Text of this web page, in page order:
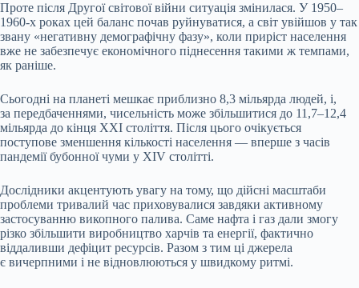
Проте після Другої світової війни ситуація змінилася. У 1950–
1960-х роках цей баланс почав руйнуватися, а світ увійшов у так
звану «негативну демографічну фазу», коли приріст населення
вже не забезпечує економічного піднесення такими ж темпами,
як раніше.
Сьогодні на планеті мешкає приблизно 8,3 мільярда людей, і,
за передбаченнями, чисельність може збільшитися до 11,7–12,4
мільярда до кінця XXI століття. Після цього очікується
поступове зменшення кількості населення — вперше з часів
пандемії бубонної чуми у XIV столітті.
Дослідники акцентують увагу на тому, що дійсні масштаби
проблеми тривалий час приховувалися завдяки активному
застосуванню викопного палива. Саме нафта і газ дали змогу
різко збільшити виробництво харчів та енергії, фактично
віддаливши дефіцит ресурсів. Разом з тим ці джерела
є вичерпними і не відновлюються у швидкому ритмі.